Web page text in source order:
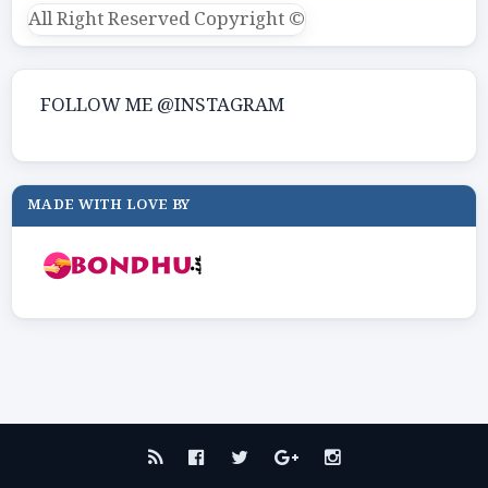
All Right Reserved Copyright ©
FOLLOW ME @INSTAGRAM
MADE WITH LOVE BY